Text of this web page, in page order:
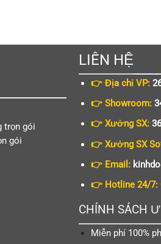
trọn gói
gói
LIÊN HỆ
👉 Địa chỉ VP:
👉 Showroom:
👉 Xưởng SX:
👉 Xưởng SX
👉 Email:
👉 Hotline 24/7:
CHÍNH SÁCH
Miễn phí 100%